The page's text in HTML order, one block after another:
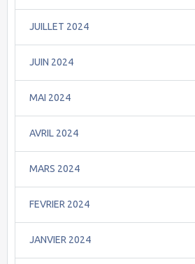
JUILLET 2024
JUIN 2024
MAI 2024
AVRIL 2024
MARS 2024
FEVRIER 2024
JANVIER 2024